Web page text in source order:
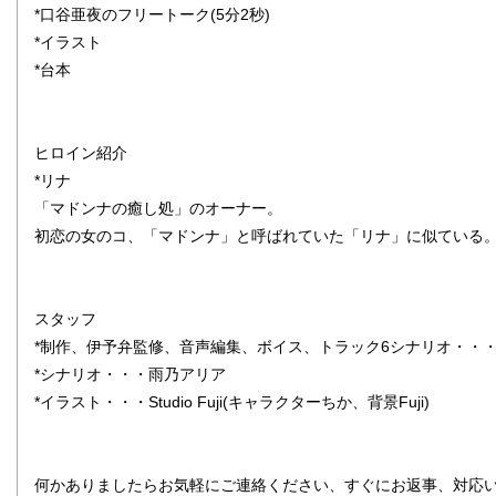
*口谷亜夜のフリートーク(5分2秒)
*イラスト
*台本
ヒロイン紹介
*リナ
「マドンナの癒し処」のオーナー。
初恋の女のコ、「マドンナ」と呼ばれていた「リナ」に似ている。
スタッフ
*制作、伊予弁監修、音声編集、ボイス、トラック6シナリオ・・
*シナリオ・・・雨乃アリア
*イラスト・・・Studio Fuji(キャラクターちか、背景Fuji)
何かありましたらお気軽にご連絡ください、すぐにお返事、対応